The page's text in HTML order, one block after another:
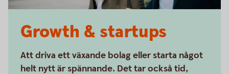
Growth & startups
Att driva ett växande bolag eller starta något
helt nytt är spännande. Det tar också tid,